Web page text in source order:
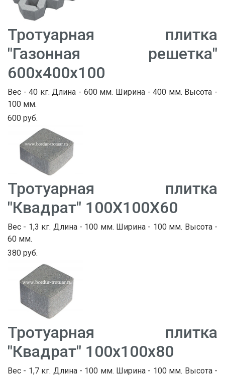
Тротуарная плитка
"Газонная решетка"
600х400х100
Вес - 40 кг. Длина - 600 мм. Ширина - 400 мм. Высота -
100 мм.
600 руб.
Тротуарная плитка
"Квадрат" 100Х100Х60
Вес - 1,3 кг. Длина - 100 мм. Ширина - 100 мм. Высота -
60 мм.
380 руб.
Тротуарная плитка
"Квадрат" 100х100х80
Вес - 1,7 кг. Длина - 100 мм. Ширина - 100 мм. Высота -